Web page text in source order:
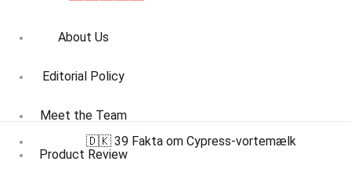
About Us
Editorial Policy
Meet the Team
Product Review
🇩🇰 39 Fakta om Cypress-vortemælk